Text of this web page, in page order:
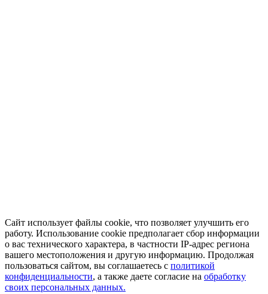
Сайт использует файлы cookie, что позволяет улучшить его
работу. Использование cookie предполагает сбор информации
о вас технического характера, в частности IP-адрес региона
вашего местоположения и другую информацию. Продолжая
пользоваться сайтом, вы соглашаетесь с политикой
конфиденциальности, а также даете согласие на обработку
своих персональных данных.